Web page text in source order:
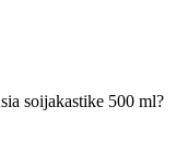
soijakastike 500 ml?